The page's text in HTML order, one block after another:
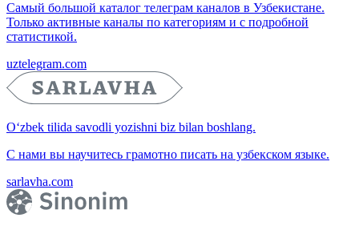
Самый большой каталог телеграм каналов в Узбекистане.
Только активные каналы по категориям и с подробной
статистикой.
uztelegram.com
O‘zbek tilida savodli yozishni biz bilan boshlang.
С нами вы научитесь грамотно писать на узбекском языке.
sarlavha.com